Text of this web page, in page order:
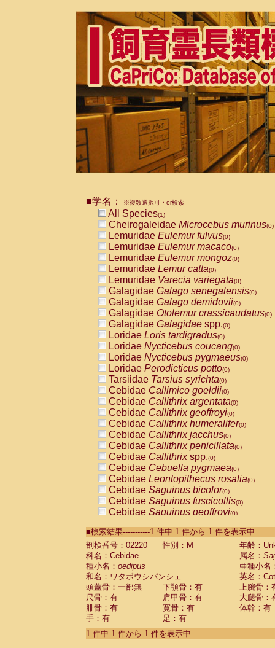
■学名： ※複数選択可・or検索
All Species(1)
Cheirogaleidae Microcebus murinus(0)
Lemuridae Eulemur fulvus(0)
Lemuridae Eulemur macaco(0)
Lemuridae Eulemur mongoz(0)
Lemuridae Lemur catta(0)
Lemuridae Varecia variegata(0)
Galagidae Galago senegalensis(0)
Galagidae Galago demidovii(0)
Galagidae Otolemur crassicaudatus(0)
Galagidae Galagidae spp.(0)
Loridae Loris tardigradus(0)
Loridae Nycticebus coucang(0)
Loridae Nycticebus pygmaeus(0)
Loridae Perodicticus potto(0)
Tarsiidae Tarsius syrichta(0)
Cebidae Callimico goeldii(0)
Cebidae Callithrix argentata(0)
Cebidae Callithrix geoffroyi(0)
Cebidae Callithrix humeralifer(0)
Cebidae Callithrix jacchus(0)
Cebidae Callithrix penicillata(0)
Cebidae Callithrixspp.(0)
Cebidae Cebuella pygmaea(0)
Cebidae Leontopithecus rosalia(0)
Cebidae Saguinus bicolor(0)
Cebidae Saguinus fuscicollis(0)
Cebidae Saguinus geoffroyi(0)
CebidaeSaguinus labiatus(0)
Cebidae Saguinus leucopus (0)
Cebidae
Cebidae
CebidaeSaguinus nigricollis (0)
Cebidae Saguinus oedipus
Cebidae Saguinus weddelli
Cebidae Saguinusspp.
Cebidae Aotus trivirgatus
Cebidae Cebus albifrons
■検索結果-----------1 件中 1 件から 1 件を表示中
剖検番号：02220
性別：M
年齢：
科名：Cebidae
属名：
種小名： oedipus
亜種小名
和名：ワタボウシパンシェ
英名：
頭蓋骨：一部無
下顎骨：有
上腕骨：
尺骨：有
肩甲骨：有
大腿骨：
腓骨：有
寛骨：有
体幹：有
手：有
足：有
1 件中 1 件から 1 件を表示中